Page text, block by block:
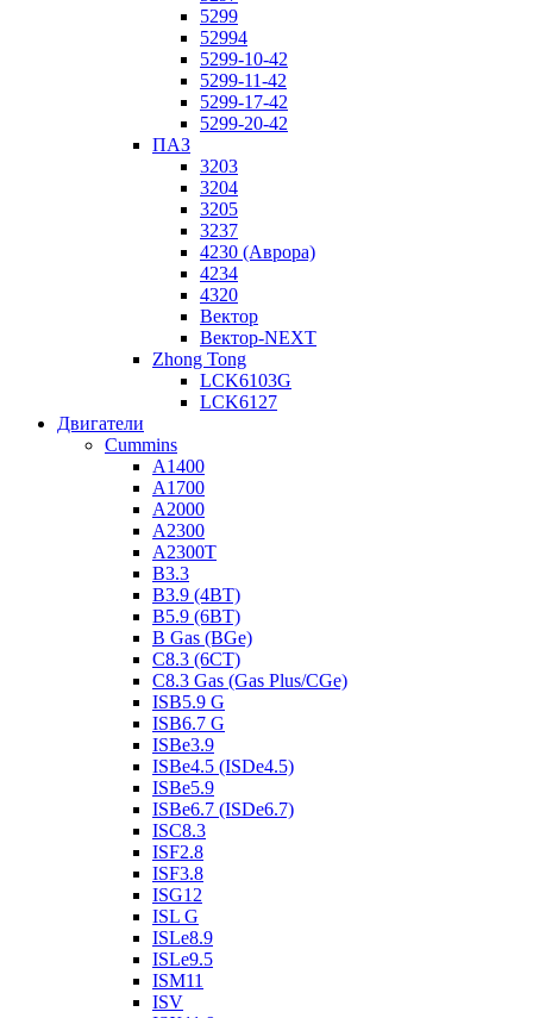
5299
52994
5299-10-42
5299-11-42
5299-17-42
5299-20-42
ПАЗ
3203
3204
3205
3237
4230 (Аврора)
4234
4320
Вектор
Вектор-NEXT
Zhong Tong
LCK6103G
LCK6127
Двигатели
Cummins
A1400
A1700
A2000
A2300
A2300T
B3.3
B3.9 (4BT)
B5.9 (6BT)
B Gas (BGe)
C8.3 (6CT)
C8.3 Gas (Gas Plus/CGe)
ISB5.9 G
ISB6.7 G
ISBe3.9
ISBe4.5 (ISDe4.5)
ISBe5.9
ISBe6.7 (ISDe6.7)
ISC8.3
ISF2.8
ISF3.8
ISG12
ISL G
ISLe8.9
ISLe9.5
ISM11
ISV